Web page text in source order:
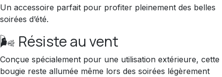
Un accessoire parfait pour profiter pleinement des belles
soirées d’été.
🌬️ Résiste au vent
Conçue spécialement pour une utilisation extérieure, cette
bougie reste allumée même lors des soirées légèrement